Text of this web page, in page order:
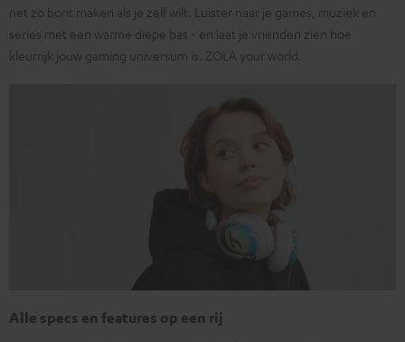
net zo bont maken als je zelf wilt. Luister naar je games, muziek en
series met een warme diepe bas - en laat je vrienden zien hoe
kleurrijk jouw gaming universum is. ZOLA your world.
Alle specs en features op een rij